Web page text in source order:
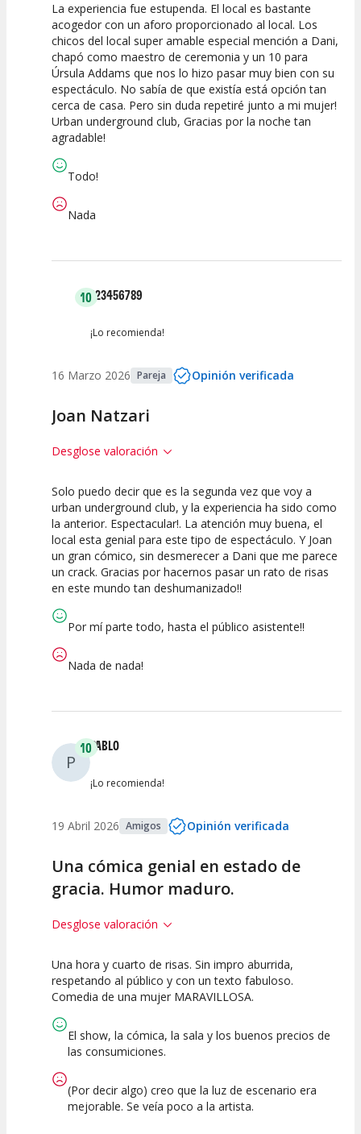
10
Calidad del
Espectáculo
10
Puesta en
Escena
10
Interpretación
artística
La experiencia fue estupenda. El local es bastante
acogedor con un aforo proporcionado al local. Los
chicos del local super amable especial mención a Dani,
chapó como maestro de ceremonia y un 10 para
Úrsula Addams que nos lo hizo pasar muy bien con su
espectáculo. No sabía de que existía está opción tan
cerca de casa. Pero sin duda repetiré junto a mi mujer!
Urban underground club, Gracias por la noche tan
agradable!
Todo!
Nada
10123456789
¡Lo recomienda!
16 Marzo 2026 Pareja Opinión verificada
Joan Natzari
Desglose valoración
10
Calidad del
Espectáculo
10
Puesta en
Escena
10
Interpretación
artística
Solo puedo decir que es la segunda vez que voy a
urban underground club, y la experiencia ha sido como
la anterior. Espectacular!. La atención muy buena, el
local esta genial para este tipo de espectáculo. Y Joan
un gran cómico, sin desmerecer a Dani que me parece
un crack. Gracias por hacernos pasar un rato de risas
en este mundo tan deshumanizado!!
Por mí parte todo, hasta el público asistente!!
Nada de nada!
P
10PABLO
¡Lo recomienda!
19 Abril 2026 Amigos Opinión verificada
Una cómica genial en estado de
gracia. Humor maduro.
Desglose valoración
10
Calidad del
10
Puesta en
10
Interpretación
Una hora y cuarto de risas. Sin impro aburrida,
respetando al público y con un texto fabuloso.
Comedia de una mujer MARAVILLOSA.
El show, la cómica, la sala y los buenos precios de
las consumiciones.
(Por decir algo) creo que la luz de escenario era
mejorable. Se veía poco a la artista.